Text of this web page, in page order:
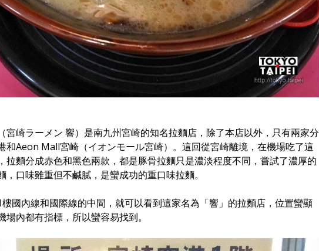
宮崎ラーメン 響）是南九州宮崎的知名拉麵店，除了本店以外，只有兩家分
和Aeon Mall宮崎（イオンモール宮崎）。這回從宮崎離境，在機場吃了這
拉麵分成赤色和黑色兩款，都是豚骨拉麵只是濃淡程度不同，嘗試了濃厚的
，口味雖重但不鹹膩，是蠻成功的重口味拉麵。
國內線和國際線的中間，就可以看到這家名為「響」的拉麵店，位置蠻顯
場內都有指標，所以蠻容易找到。